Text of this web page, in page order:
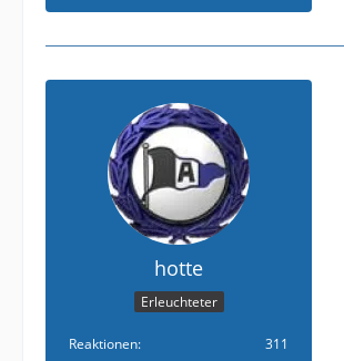
hotte
Erleuchteter
Reaktionen
311